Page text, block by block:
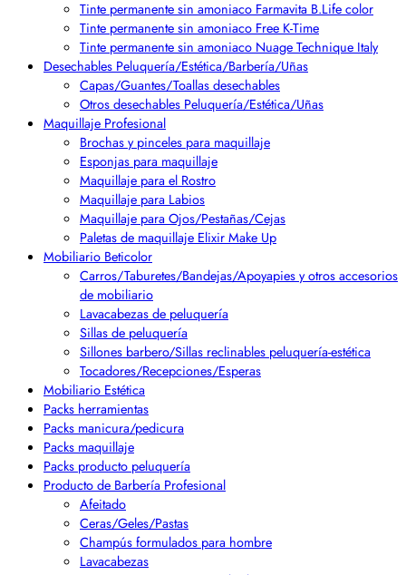
Tinte permanente sin amoniaco Farmavita B.Life color
Tinte permanente sin amoniaco Free K-Time
Tinte permanente sin amoniaco Nuage Technique Italy
Desechables Peluquería/Estética/Barbería/Uñas
Capas/Guantes/Toallas desechables
Otros desechables Peluquería/Estética/Uñas
Maquillaje Profesional
Brochas y pinceles para maquillaje
Esponjas para maquillaje
Maquillaje para el Rostro
Maquillaje para Labios
Maquillaje para Ojos/Pestañas/Cejas
Paletas de maquillaje Elixir Make Up
Mobiliario Beticolor
Carros/Taburetes/Bandejas/Apoyapies y otros accesorios
de mobiliario
Lavacabezas de peluquería
Sillas de peluquería
Sillones barbero/Sillas reclinables peluquería-estética
Tocadores/Recepciones/Esperas
Mobiliario Estética
Packs herramientas
Packs manicura/pedicura
Packs maquillaje
Packs producto peluquería
Producto de Barbería Profesional
Afeitado
Ceras/Geles/Pastas
Champús formulados para hombre
Lavacabezas